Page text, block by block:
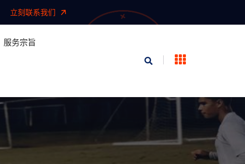
立刻联系我们
服务宗旨